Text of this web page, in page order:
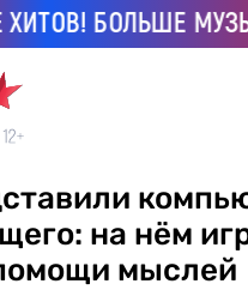
БОЛЬШЕ
на нём
мыслей